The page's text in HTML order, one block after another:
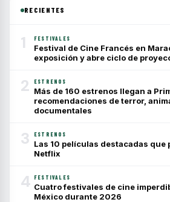
RECIENTES
1 FESTIVALES
Festival de Cine Francés en
exposición y abre ciclo de
2 ESTRENOS
Más de 160 estrenos llegan a
recomendaciones de terror,
documentales
3 ESTRENOS
Las 10 películas destacadas que
Netflix
4 FESTIVALES
Cuatro festivales de cine
México durante 2026